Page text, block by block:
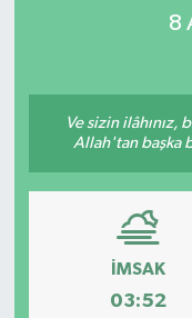
8
Ve sizin ilâhınız,
Allah'tan başka
İMSAK
03:52